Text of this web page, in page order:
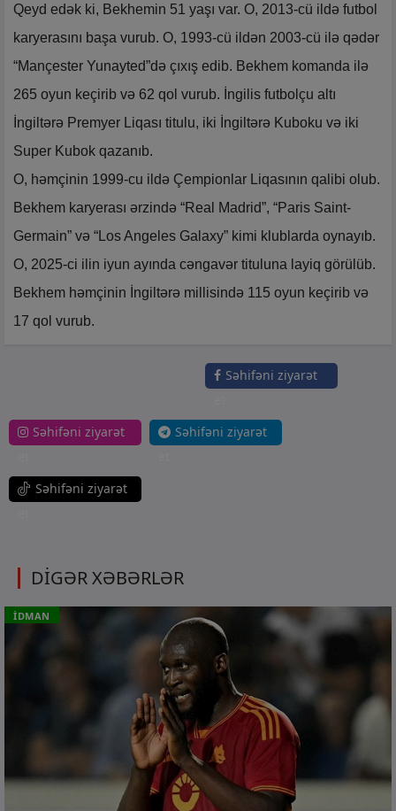
Qeyd edək ki, Bekhemin 51 yaşı var. O, 2013-cü ildə futbol
karyerasını başa vurub. O, 1993-cü ildən 2003-cü ilə qədər
“Mançester Yunayted”də çıxış edib. Bekhem komanda ilə
265 oyun keçirib və 62 qol vurub. İngilis futbolçu altı
İngiltərə Premyer Liqası titulu, iki İngiltərə Kuboku və iki
Super Kubok qazanıb.
O, həmçinin 1999-cu ildə Çempionlar Liqasının qalibi olub.
Bekhem karyerası ərzində “Real Madrid”, “Paris Saint-
Germain” və “Los Angeles Galaxy” kimi klublarda oynayıb.
O, 2025-ci ilin iyun ayında cəngavər tituluna layiq görülüb.
Bekhem həmçinin İngiltərə millisində 115 oyun keçirib və
17 qol vurub.
Səhifəni ziyarət
Səhifəni ziyarət
Səhifəni ziyarət
Səhifəni ziyarət
DİGƏR XƏBƏRLƏR
İDMAN